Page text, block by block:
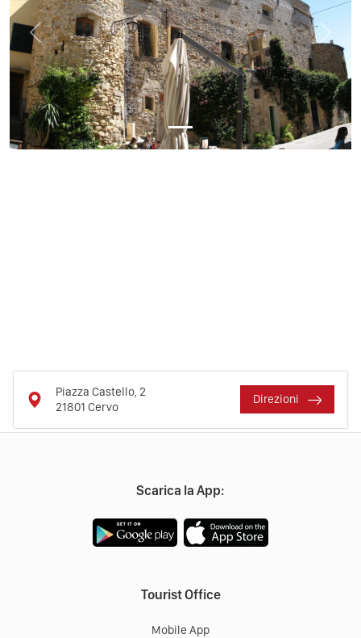
Previous Next
Piazza Castello, 2
21801 Cervo
Direzioni
Scarica la App:
Tourist Office
Mobile App